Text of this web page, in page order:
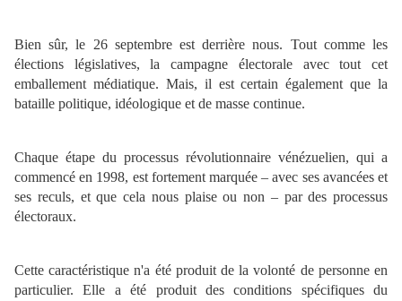
Bien sûr, le 26 septembre est derrière nous. Tout comme les
élections législatives, la campagne électorale avec tout cet
emballement médiatique. Mais, il est certain également que la
bataille politique, idéologique et de masse continue.
Chaque étape du processus révolutionnaire vénézuelien, qui a
commencé en 1998, est fortement marquée – avec ses avancées et
ses reculs, et que cela nous plaise ou non – par des processus
électoraux.
Cette caractéristique n'a été produit de la volonté de personne en
particulier. Elle a été produit des conditions spécifiques du